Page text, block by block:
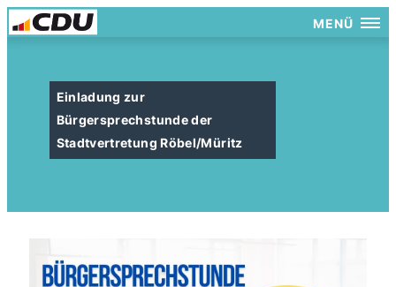
MENÜ
Einladung zur
Bürgersprechstunde der
Stadtvertretung Röbel/Müritz